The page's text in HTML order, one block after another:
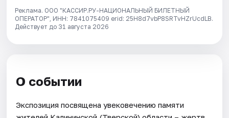
Реклама. ООО "КАССИР.РУ-НАЦИОНАЛЬНЫЙ БИЛЕТНЫЙ
ОПЕРАТОР", ИНН: 7841075409 erid: 25H8d7vbP8SRTvHZrUcdLB.
Действует до 31 августа 2026
О событии
Экспозиция посвящена увековечению памяти